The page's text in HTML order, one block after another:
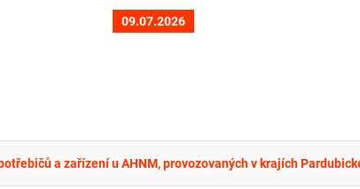
09.07.2026